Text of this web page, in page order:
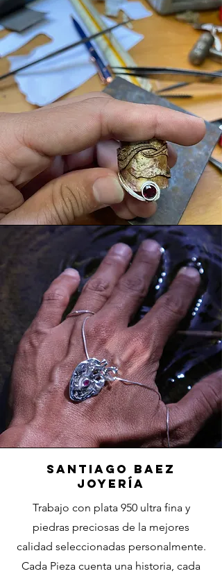
Santiago Baez
Joyería
Trabajo con plata 950 ultra fina y
piedras preciosas de la mejores
calidad seleccionadas personalmente.
Cada Pieza cuenta una historia, cada